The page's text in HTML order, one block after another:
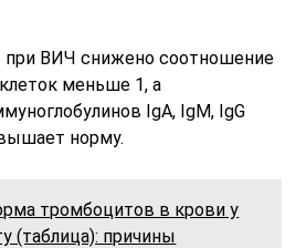
ВИЧ снижено соотношение
меньше 1, а
IgA, IgM, IgG
норму.
тромбоцитов в крови у
(таблица): причины